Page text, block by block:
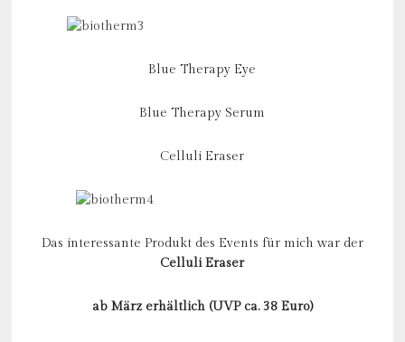
Blue Therapy Eye
Blue Therapy Serum
Celluli Eraser
Das interessante Produkt des Events für mich war der
Celluli Eraser
ab März erhältlich (UVP ca. 38 Euro)